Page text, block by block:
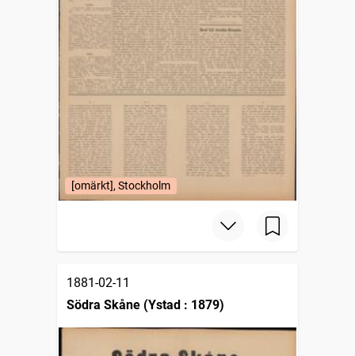
[omärkt], Stockholm
1881-02-11
Södra Skåne (Ystad : 1879)